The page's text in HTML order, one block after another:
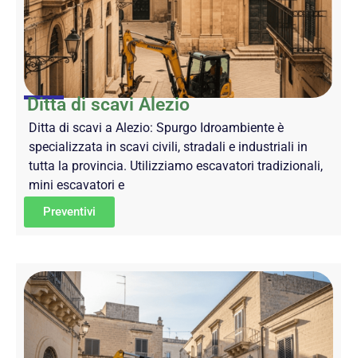
Ditta di scavi Alezio
Ditta di scavi a Alezio: Spurgo Idroambiente è
specializzata in scavi civili, stradali e industriali in
tutta la provincia. Utilizziamo escavatori tradizionali,
mini escavatori e
Preventivi